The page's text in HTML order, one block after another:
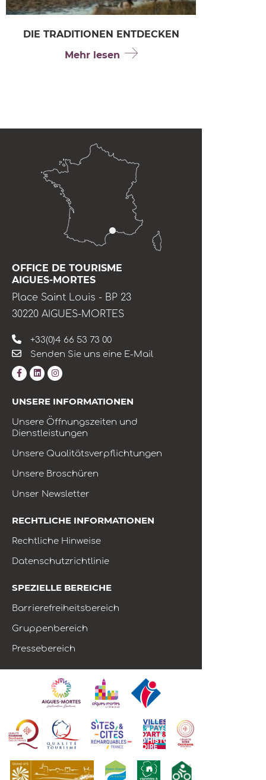
DIE TRADITIONEN ENTDECKEN
Mehr lesen
OFFICE DE TOURISME
AIGUES-MORTES
Place Saint Louis - BP 23
30220 AIGUES-MORTES
+33(0)4 66 53 73 00
Senden Sie uns eine E-Mail
UNSERE INFORMATIONEN
Unsere Öffnungszeiten und
Dienstleistungen
Unsere Qualitätsverpflichtungen
Unsere Broschüren
Unser Newsletter
RECHTLICHE INFORMATIONEN
Rechtliche Hinweise
Datenschutzrichtlinie
SPEZIELLE BEREICHE
Barrierefreiheitsbereich
Gruppenbereich
Pressebereich